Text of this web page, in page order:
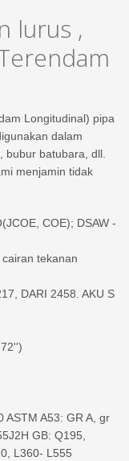
lurus ,
Longitudinal) pipa
dalam
bubur batubara, dll.
menjamin tidak
COE); DSAW -
tekanan
DARI 2458. AKU S
ASTM A53: GR A, gr
GB: Q195,
L360- L555